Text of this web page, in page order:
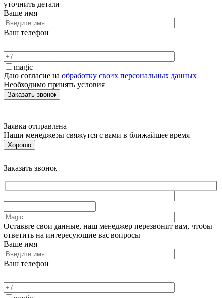
уточнить детали
Ваше имя
Ваш телефон
magic
Даю согласие на обработку своих персональных данных
Необходимо принять условия
Заявка отправлена
Наши менеджеры свяжутся с вами в ближайшее время
Хорошо
Заказать звонок
Оставьте свои данные, наш менеджер перезвонит вам, чтобы
ответить на интересующие вас вопросы
Ваше имя
Ваш телефон